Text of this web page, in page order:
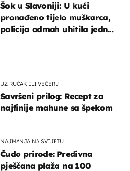
Šok u Slavoniji: U kući
pronađeno tijelo muškarca,
policija odmah uhitila jednu
UZ RUČAK ILI VEČERU
Savršeni prilog: Recept za
najfinije mahune sa špekom
NAJMANJA NA SVIJETU
Čudo prirode: Predivna
pješčana plaža na 100